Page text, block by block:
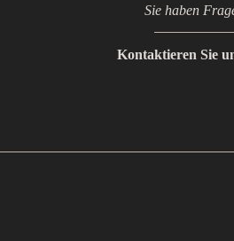
Sie haben
Kontaktieren Sie